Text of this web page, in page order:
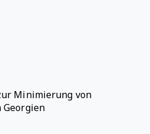
Minimierung von
Georgien